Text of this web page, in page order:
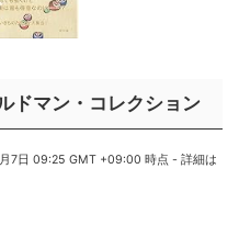
ドマン・コレクション
7日 09:25 GMT +09:00 時点 -詳細は